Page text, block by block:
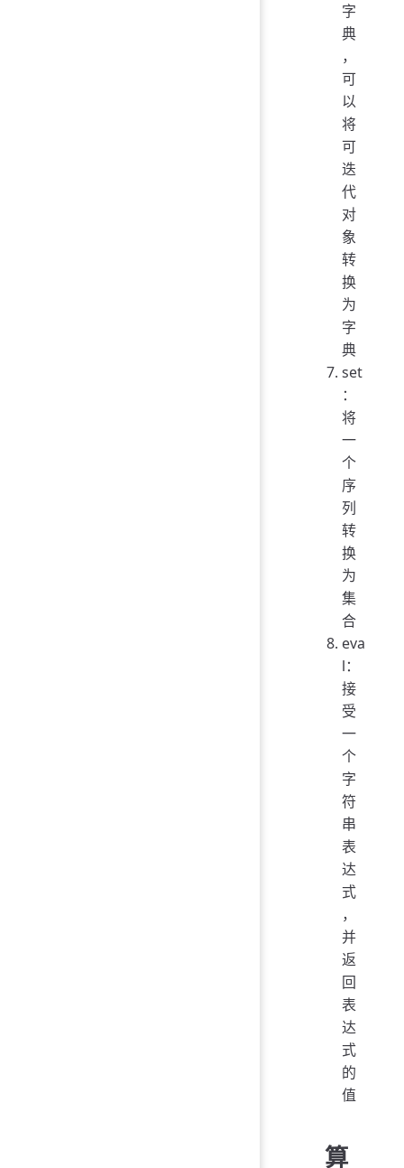
字
典
，
可
以
将
可
迭
代
对
象
转
换
为
字
典
set
：
将
一
个
序
列
转
换
为
集
合
eva
l：
接
受
一
个
字
符
串
表
达
式
，
并
返
回
表
达
式
的
值
算